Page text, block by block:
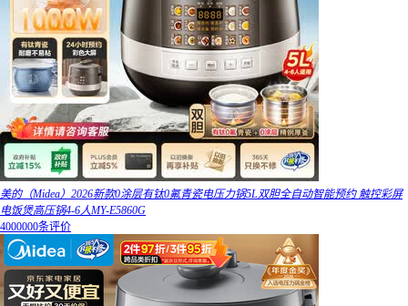
美的（Midea）2026新款0涂层有钛0氟青瓷电压力锅5L双胆全自动智能预约 触控彩屏
电饭煲高压锅4-6人MY-E5860G
4000000条评价